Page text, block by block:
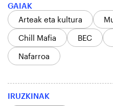
GAIAK
Arteak eta kultura
Chill Mafia
BEC
Nafarroa
IRUZKINAK